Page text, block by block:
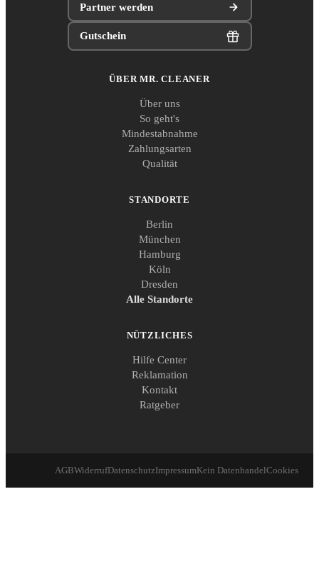
Partner werden
Gutschein
ÜBER MR. CLEANER
Über uns
So geht's
Mindestabnahme
Zahlungsarten
Qualität
STANDORTE
Berlin
München
Hamburg
Köln
Dresden
Alle Standorte
NÜTZLICHES
Hilfe Center
Reklamation
Kontakt
Ratgeber
AGBWiderrufDatenschutzImpressumKein DatenhandelCookies